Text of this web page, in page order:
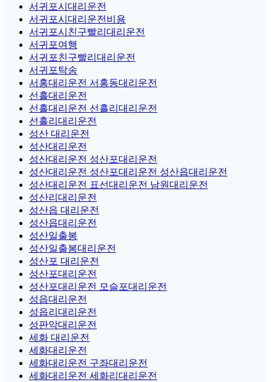
서귀포시대리운전
서귀포시대리운전비용
서귀포시친구빨리대리운전
서귀포여행
서귀포친구빨리대리운전
서귀포탁송
서홍대리운전 서홍동대리운전
선흘대리운전
선흘대리운전 선흘리대리운전
선흘리대리운전
성산 대리운전
성산대리운전
성산대리운전 성산포대리운전
성산대리운전 성산포대리운전 성산읍대리운전
성산대리운전 표선대리운전 남원대리운전
성산리대리운전
성산읍 대리운전
성산읍대리운전
성산일출봉
성산일출봉대리운전
성산포 대리운전
성산포대리운전
성산포대리운전 모슬포대리운전
성읍대리운전
성읍리대리운전
성판악대리운전
세화 대리운전
세화대리운전
세화대리운전 구좌대리운전
세화대리운전 세화리대리운전